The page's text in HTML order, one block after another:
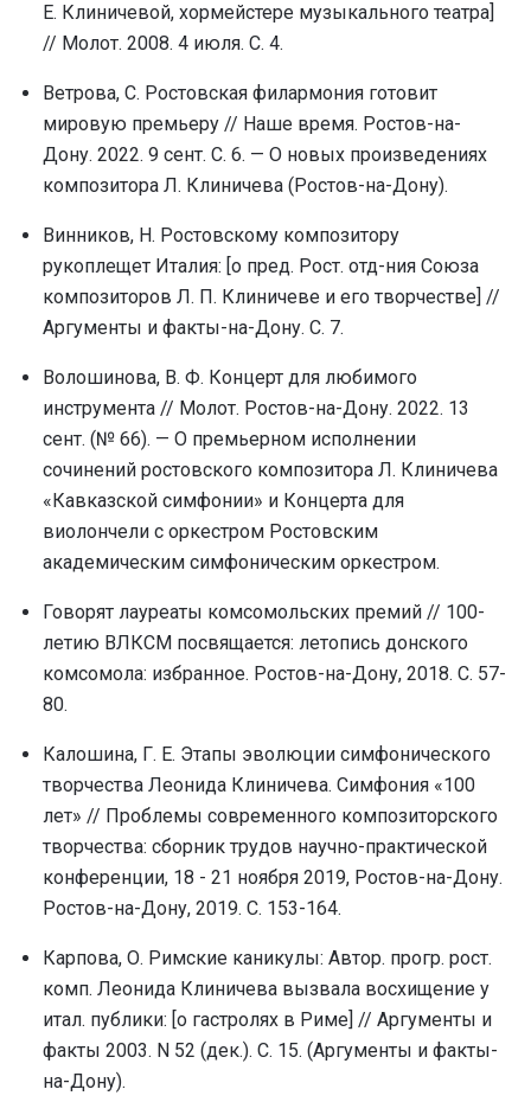
Е. Клиничевой, хормейстере музыкального театра]
// Молот. 2008. 4 июля. С. 4.
Ветрова, С. Ростовская филармония готовит
мировую премьеру // Наше время. Ростов-на-
Дону. 2022. 9 сент. С. 6. — О новых произведениях
композитора Л. Клиничева (Ростов-на-Дону).
Винников, Н. Ростовскому композитору
pукоплещет Италия: [о пpед. Рост. отд-ния Союза
композитоpов Л. П. Клиничеве и его твоpчестве] //
Аргументы и факты-на-Дону. С. 7.
Волошинова, В. Ф. Концерт для любимого
инструмента // Молот. Ростов-на-Дону. 2022. 13
сент. (№ 66). — О премьерном исполнении
сочинений ростовского композитора Л. Клиничева
«Кавказской симфонии» и Концерта для
виолончели с оркестром Ростовским
академическим симфоническим оркестром.
Говорят лауреаты комсомольских премий // 100-
летию ВЛКСМ посвящается: летопись донского
комсомола: избранное. Ростов-на-Дону, 2018. С. 57-
80.
Калошина, Г. Е. Этапы эволюции симфонического
творчества Леонида Клиничева. Симфония «100
лет» // Проблемы современного композиторского
творчества: сборник трудов научно-практической
конференции, 18 - 21 ноября 2019, Ростов-на-Дону.
Ростов-на-Дону, 2019. С. 153-164.
Карпова, О. Римские каникулы: Автор. прогр. рост.
комп. Леонида Клиничева вызвала восхищение у
итал. публики: [о гастролях в Риме] // Аргументы и
факты 2003. N 52 (дек.). С. 15. (Аргументы и факты-
на-Дону).